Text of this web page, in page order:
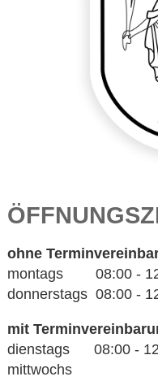
ohne
montags 08:00 -
donnerstags 08:00 -
mit
dienstags 08:00 -
mittwochs